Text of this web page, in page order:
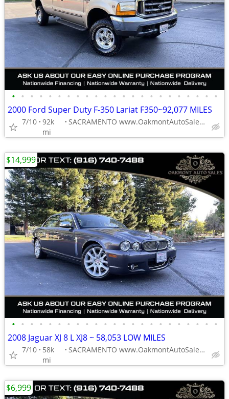
• • • • • • • • • • • • • • • • • • • • • • •
2000 Ford Super Duty F-350 Lariat F350~92,077 MILES
7/10 92k
mi
SACRAMENTO www.OakmontAutoSales.com
• • • • • • • • • • • • • • • • • • • • • • •
2008 Jaguar XJ 8 L XJ8 ~ 58,053 LOW MILES
7/10
58k
mi
SACRAMENTO www.OakmontAutoSales.com
$14,999
$6,999